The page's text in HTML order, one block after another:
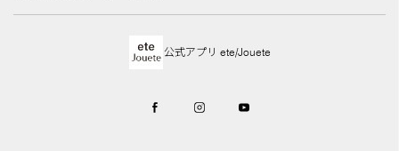
公式アプリ ete/Jouete